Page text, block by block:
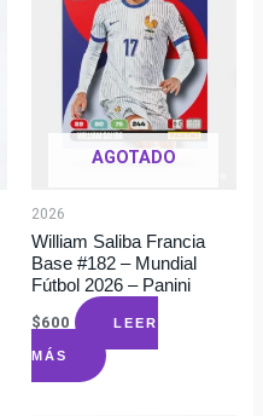
AGOTADO
2026
William Saliba Francia
Base #182 – Mundial
Fútbol 2026 – Panini
$600 LEER
MÁS